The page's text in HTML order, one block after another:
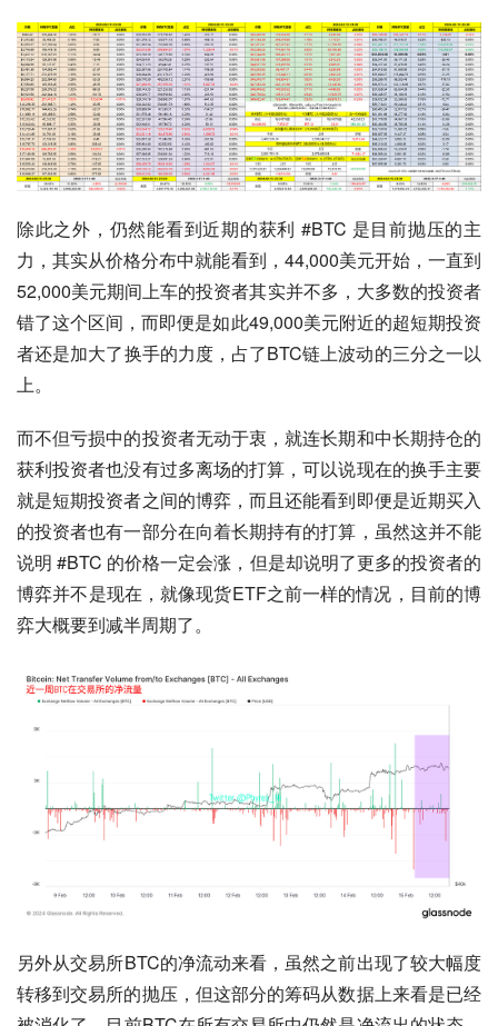
除此之外，仍然能看到近期的获利 #BTC 是目前抛压的主
力，其实从价格分布中就能看到，44,000美元开始，一直到
52,000美元期间上车的投资者其实并不多，大多数的投资者
错了这个区间，而即便是如此49,000美元附近的超短期投资
者还是加大了换手的力度，占了BTC链上波动的三分之一以
上。
而不但亏损中的投资者无动于衷，就连长期和中长期持仓的
获利投资者也没有过多离场的打算，可以说现在的换手主要
就是短期投资者之间的博弈，而且还能看到即便是近期买入
的投资者也有一部分在向着长期持有的打算，虽然这并不能
说明 #BTC 的价格一定会涨，但是却说明了更多的投资者的
博弈并不是现在，就像现货ETF之前一样的情况，目前的博
弈大概要到减半周期了。
另外从交易所BTC的净流动来看，虽然之前出现了较大幅度
转移到交易所的抛压，但这部分的筹码从数据上来看是已经